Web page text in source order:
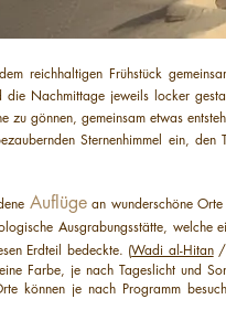
reichhaltigen Frühstück
Nachmittage jeweils locker
gönnen, gemeinsam etwas
Sternenhimmel ein,
Auflügean wunderschöne
Ausgrabungsstätte, welche
Erdteil bedeckte. (Wadi al-Hitan
Farbe, je nach Tageslicht und
können je nach Programm